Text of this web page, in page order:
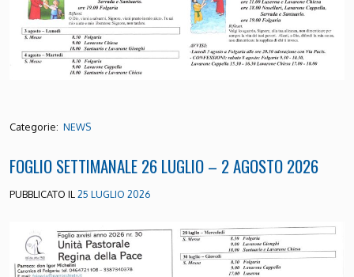
Categorie: NEWS
FOGLIO SETTIMANALE 26 LUGLIO – 2 AGOSTO 2026
PUBBLICATO IL 25 LUGLIO 2026